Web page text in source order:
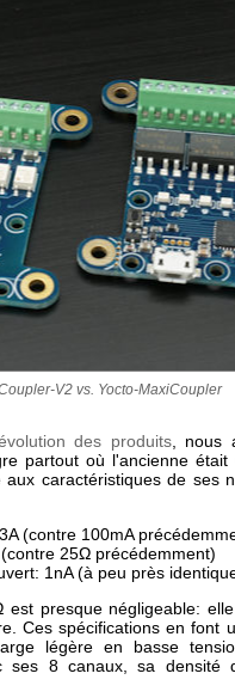
V2 vs. Yocto-MaxiCoupler
des produits, nous
partout où l'ancienne était
caractéristiques de ses
(contre 100mA
25Ω précédemment)
1nA (à peu près
presque négligeable:
Ces spécifications en font
légère en basse
ses 8 canaux, sa densité